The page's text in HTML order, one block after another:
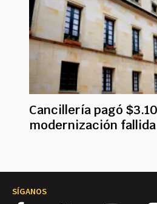
Cancillería pagó
modernización fallida
SÍGANOS